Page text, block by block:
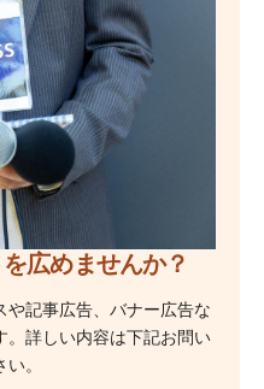
広めませんか？
記事広告、バナー広告な
。詳しい内容は下記お問い
。